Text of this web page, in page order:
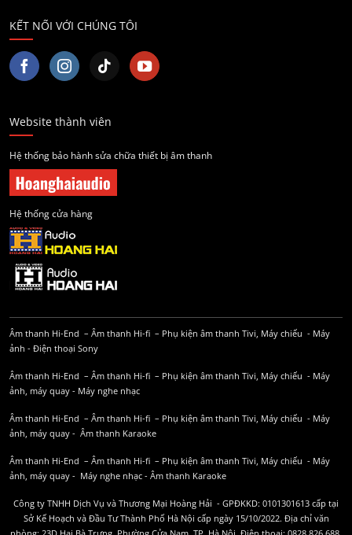
KẾT NỐI VỚI CHÚNG TÔI
Website thành viên
Hệ thống bảo hành sửa chữa thiết bị âm thanh
Hệ thống cửa hàng
Âm thanh Hi-End – Âm thanh Hi-fi – Phụ kiện âm thanh Tivi, Máy chiếu - Máy
ảnh - Điện thoại Sony
Âm thanh Hi-End – Âm thanh Hi-fi – Phụ kiện âm thanh Tivi, Máy chiếu - Máy
ảnh, máy quay - Máy nghe nhạc
Âm thanh Hi-End – Âm thanh Hi-fi – Phụ kiện âm thanh Tivi, Máy chiếu - Máy
ảnh, máy quay - Âm thanh Karaoke
Âm thanh Hi-End – Âm thanh Hi-fi – Phụ kiện âm thanh Tivi, Máy chiếu - Máy
ảnh, máy quay - Máy nghe nhạc - Âm thanh Karaoke
Công ty TNHH Dịch Vụ và Thương Mại Hoàng Hải - GPĐKKD: 0101301613 cấp tại
Sở Kế Hoạch và Đầu Tư Thành Phố Hà Nội cấp ngày 15/10/2022. Địa chỉ văn